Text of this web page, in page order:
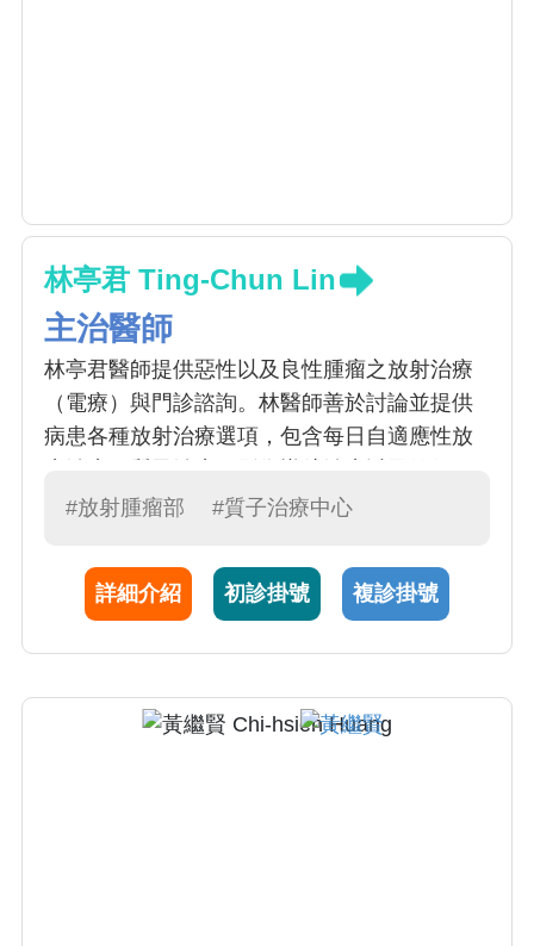
林亭君 Ting-Chun Lin
主治醫師
林亭君醫師提供惡性以及良性腫瘤之放射治療
（電療）與門診諮詢。林醫師善於討論並提供
病患各種放射治療選項，包含每日自適應性放
般光子治療。林醫師並提供國際醫療病患英語
癌以及兒童癌症光子與質子放射治療，並樂於
提供治療評估諮詢以及第二意見。
#放射腫瘤部 #質子治療中心
詳細介紹 初診掛號 複診掛號